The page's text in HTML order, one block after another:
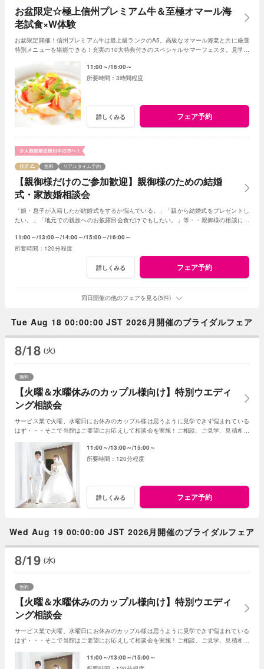
お盆限定☆極上信州プレミアム牛＆至極オマール海
老試食×W体験
お盆限定開催！信州プレミアム牛は最上級ランクのA5。高級なオマール海老と共に厳選
特別メニューを堪能できる！充実の10大特典付きのスペシャルサマーフェスタ。見学＆
11:00～ 16:00～
3時間程度
詳しくみる フェア予約
【親御様だけのご参加歓迎】親御様のための結婚
式・家族婚相談会
残席 無料 リアルタイム予約
「娘・息子が入籍したが結婚式をするか悩んでいる。」「親から結婚式をプレゼントし
たい。」「地元での親族へのお披露目会食だけでもしたい。」等・・親御様の相談にベ
11:00～ 13:00～ 14:00～ 15:00～ 16:00～
120分程度
詳しくみる フェア予約
同日開催の他のフェアを見る(5件)
Tue Aug 18 00:00:00 JST 2026月開催のブライダルフェア
8/18 (火)
【火曜＆水曜休みのカップル様向け】特別ウエディ
ング相談会
無料
サービス業で火曜、水曜日にお休みのカップル様は思うように見学できず悩まれている
はず・・・そこで当館はご要望にお応えして相談会を実施！ご相談、ご見学、見積相談
11:00～ 13:00～ 15:00～
120分程度
詳しくみる フェア予約
Wed Aug 19 00:00:00 JST 2026月開催のブライダルフェア
8/19 (水)
【火曜＆水曜休みのカップル様向け】特別ウエディ
ング相談会
無料
サービス業で火曜、水曜日にお休みのカップル様は思うように見学できず悩まれている
はず・・・そこで当館はご要望にお応えして相談会を実施！ご相談、ご見学、見積相談
11:00～ 13:00～ 15:00～